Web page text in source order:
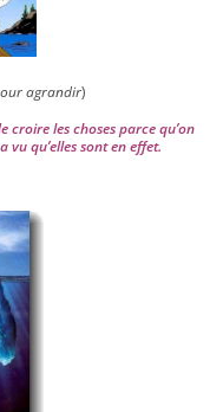
agran­dir)
croire les choses parce qu’on
vu qu’elles sont en effet.